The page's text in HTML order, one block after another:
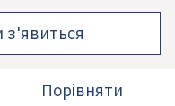
з'явиться
Порівняти